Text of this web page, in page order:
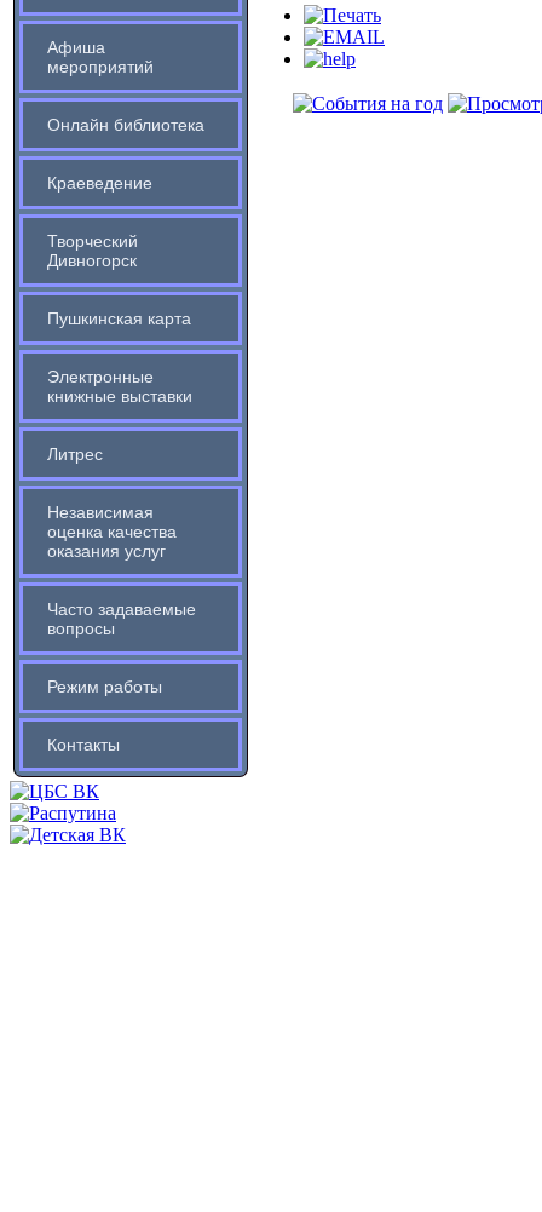
Афиша
мероприятий
Онлайн библиотека
Краеведение
Творческий
Дивногорск
Пушкинская карта
Электронные
книжные выставки
Литрес
Независимая
оценка качества
оказания услуг
Часто задаваемые
вопросы
Режим работы
Контакты